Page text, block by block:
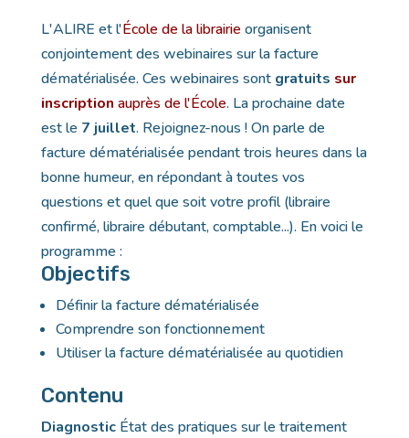
L'ALIRE et l'École de la librairie organisent
conjointement des webinaires sur la facture
dématérialisée. Ces webinaires sont gratuits sur
inscription auprès de l'École. La prochaine date
est le 7 juillet. Rejoignez-nous ! On parle de
facture dématérialisée pendant trois heures dans la
bonne humeur, en répondant à toutes vos
questions et quel que soit votre profil (libraire
confirmé, libraire débutant, comptable...). En voici le
programme :
Objectifs
Définir la facture dématérialisée
Comprendre son fonctionnement
Utiliser la facture dématérialisée au quotidien
Contenu
DiagnosticÉtat des pratiques sur le traitement